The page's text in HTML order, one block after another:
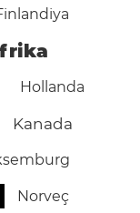
Hollanda
Kanada
Norveç